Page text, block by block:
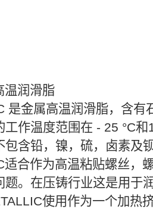
温润滑脂
是金属高温润滑脂，含
作温度范围在 - 25 °C
含铅，镍，硫，卤素及钡
合作为高温粘贴螺丝，
。在压铸行业这是用于
使用作为一个加热